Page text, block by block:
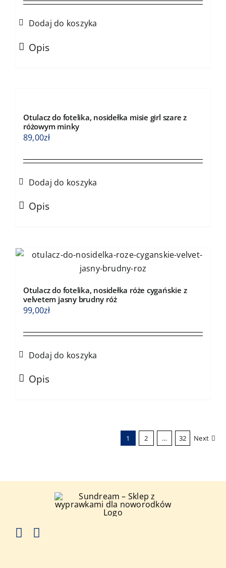
Dodaj do koszyka
Opis
Otulacz do fotelika, nosidełka misie girl szare z
różowym minky
89,00zł
Dodaj do koszyka
Opis
Otulacz do fotelika, nosidełka róże cygańskie z
velvetem jasny brudny róż
99,00zł
Dodaj do koszyka
Opis
1 2 … 32 Next